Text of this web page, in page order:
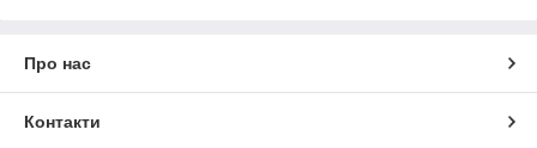
Про нас
Контакти